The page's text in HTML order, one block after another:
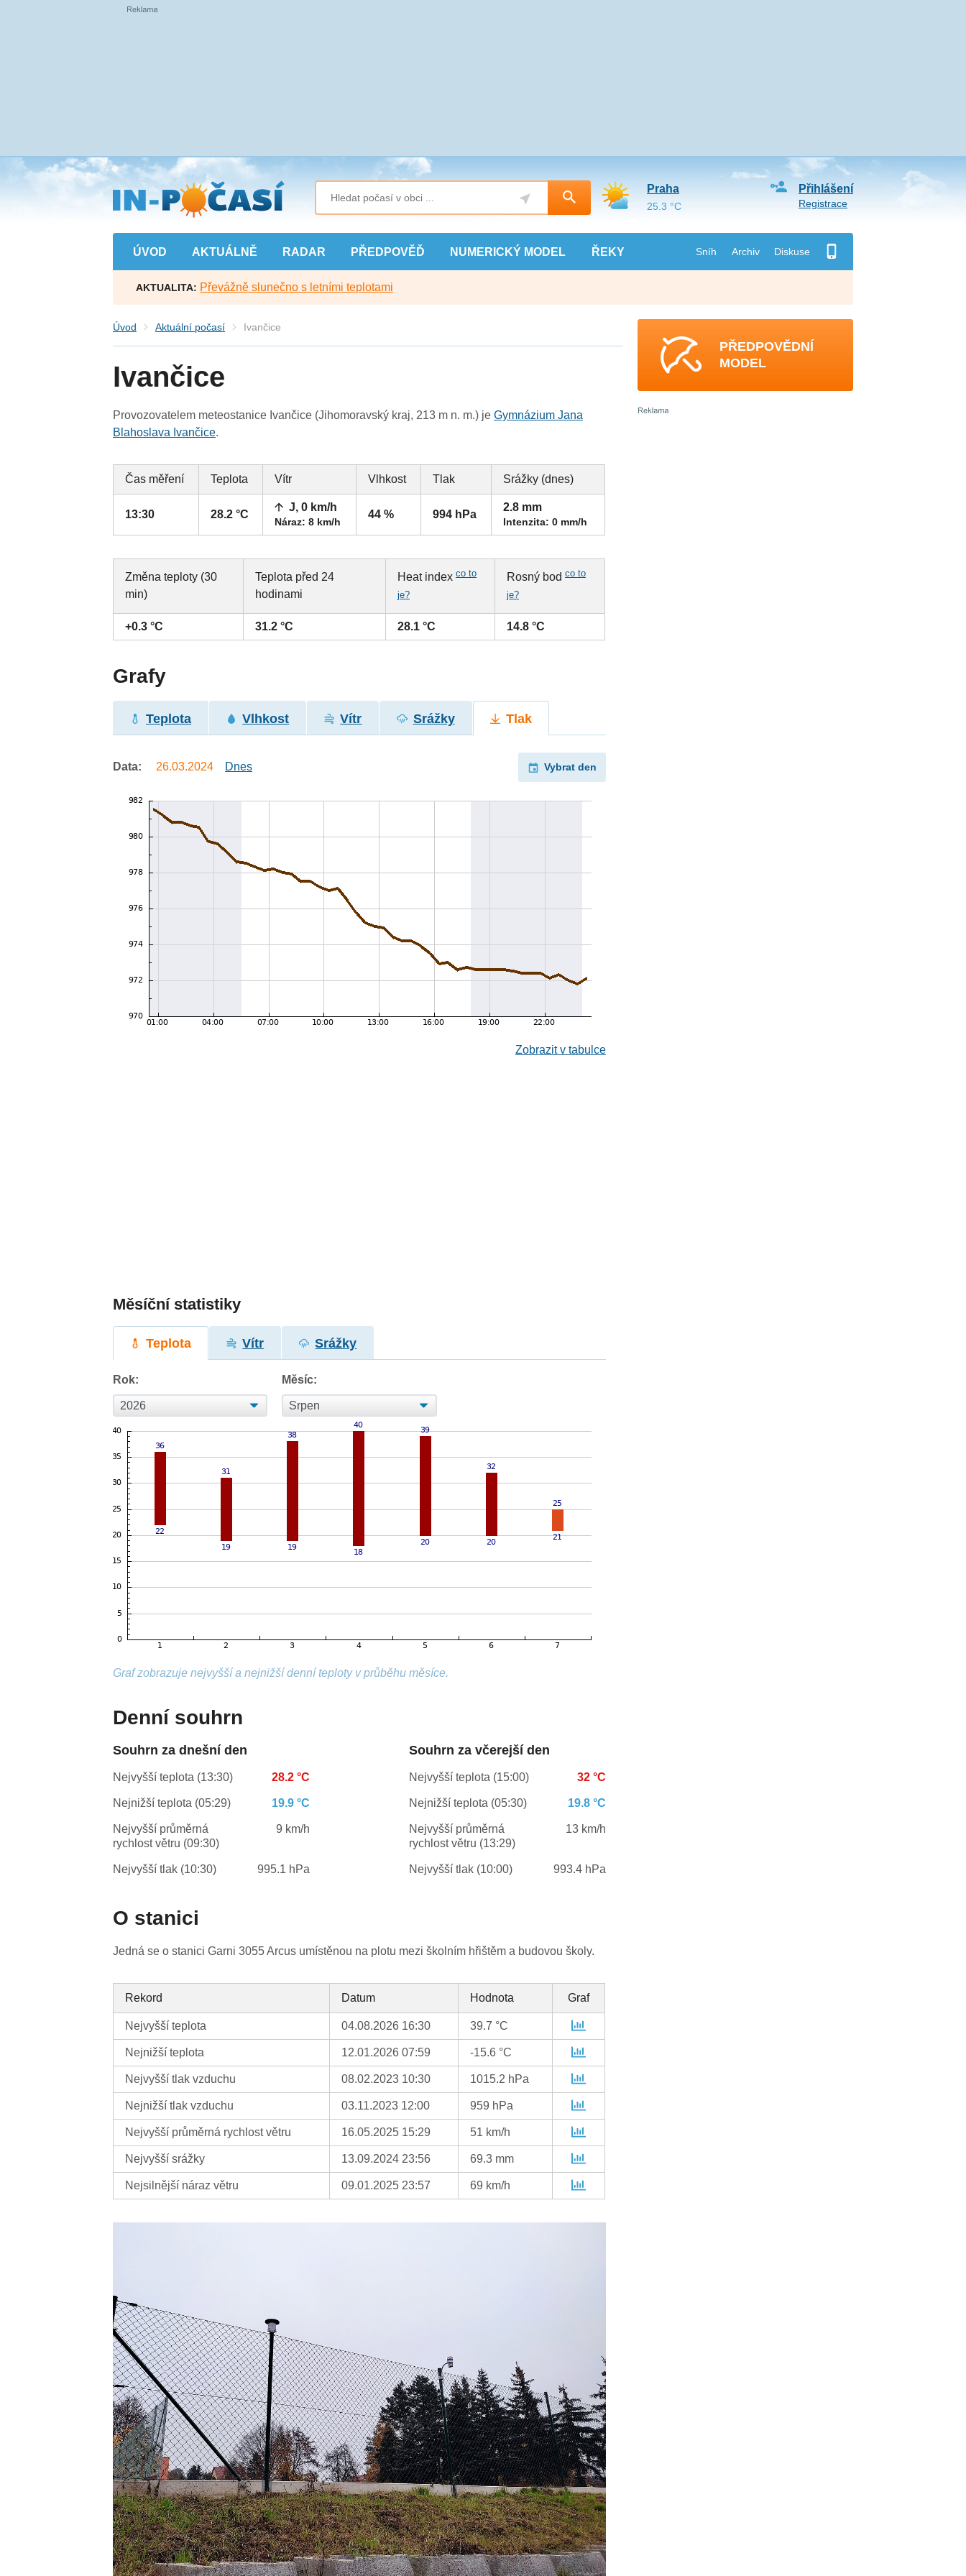
Přejít
na
hlavní
obsah
ÚVOD AKTUÁLNĚ RADAR PŘEDPOVĚĎ NUMERICKÝ MODEL ŘEKY Sníh Archiv Diskuse
Přihlášení
Registrace
Praha
25.3 °C
AKTUALITA: Převážně slunečno s letními teplotami
Úvod Aktuální počasí Ivančice
Ivančice
Provozovatelem meteostanice Ivančice (Jihomoravský kraj, 213 m n. m.) jeGymnázium Jana
Blahoslava Ivančice.
Čas měření Teplota Vítr Vlhkost Tlak Srážky (dnes)
13:30 28.2 °C
J, 0 km/h
Náraz: 8 km/h
44 % 994 hPa
2.8 mm
Intenzita: 0 mm/h
Změna teploty (30
min)
Teplota před 24
hodinami
Heat indexco to
je?
Rosný bodco to
je?
+0.3 °C 31.2 °C 28.1 °C 14.8 °C
Grafy
Teplota Vlhkost Vítr Srážky Tlak
Data: 26.03.2024 Dnes Vybrat den
Zobrazit v tabulce
Měsíční statistiky
Teplota Vítr Srážky
Rok: Měsíc:
Graf zobrazuje nejvyšší a nejnižší denní teploty v průběhu měsíce.
Denní souhrn
Souhrn za dnešní den
Nejvyšší teplota (13:30) 28.2 °C
Nejnižší teplota (05:29) 19.9 °C
Nejvyšší průměrná
rychlost větru (09:30)
9 km/h
Nejvyšší tlak (10:30) 995.1 hPa
Souhrn za včerejší den
Nejvyšší teplota (15:00) 32 °C
Nejnižší teplota (05:30) 19.8 °C
Nejvyšší průměrná
rychlost větru (13:29)
13 km/h
Nejvyšší tlak (10:00) 993.4 hPa
O stanici
Jedná se o stanici Garni 3055 Arcus umístěnou na plotu mezi školním hřištěm a budovou školy.
Rekord Datum Hodnota Graf
Nejvyšší teplota 04.08.2026 16:30 39.7 °C
Nejnižší teplota 12.01.2026 07:59 -15.6 °C
Nejvyšší tlak vzduchu 08.02.2023 10:30 1015.2 hPa
Nejnižší tlak vzduchu 03.11.2023 12:00 959 hPa
Nejvyšší průměrná rychlost větru 16.05.2025 15:29 51 km/h
Nejvyšší srážky 13.09.2024 23:56 69.3 mm
Nejsilnější náraz větru 09.01.2025 23:57 69 km/h
PŘEDPOVĚDNÍ
MODEL